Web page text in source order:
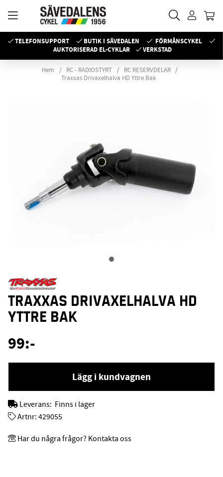
TELEFONSUPPORT BUTIK I SÄVEDALEN
FÖRMÅNSCYKEL
AUKTORISERAD EL-CYKLAR
VERKSTAD
Hem RC - RADIOSTYRT
RC RESERVDELAR
Traxxas Drivaxelhalva HD Yttre Bak
TRAXXAS DRIVAXELHALVA HD
YTTRE BAK
99:-
Lägg i kundvagnen
Leverans: Finns i lager
Artnr: 429055
Har du några frågor? Kontakta oss